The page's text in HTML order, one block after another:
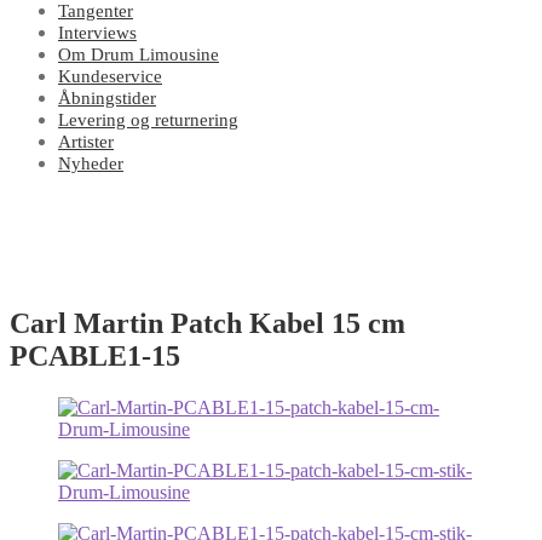
Tangenter
Interviews
Om Drum Limousine
Kundeservice
Åbningstider
Levering og returnering
Artister
Nyheder
Carl Martin Patch Kabel 15 cm
PCABLE1-15